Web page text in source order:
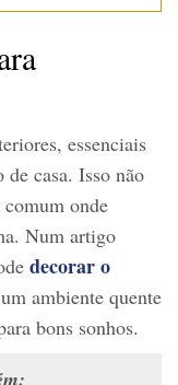
essenciais
casa. Isso não
comum onde
Num artigo
decorar o
ambiente quente
bons sonhos.